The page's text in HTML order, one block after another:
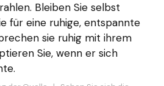
Bleiben Sie selbst
für eine ruhige, entspannte
sie ruhig mit ihrem
Sie, wenn er sich